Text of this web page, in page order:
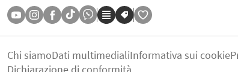
Chi siamoDati multimedialiInformativa sui cookie